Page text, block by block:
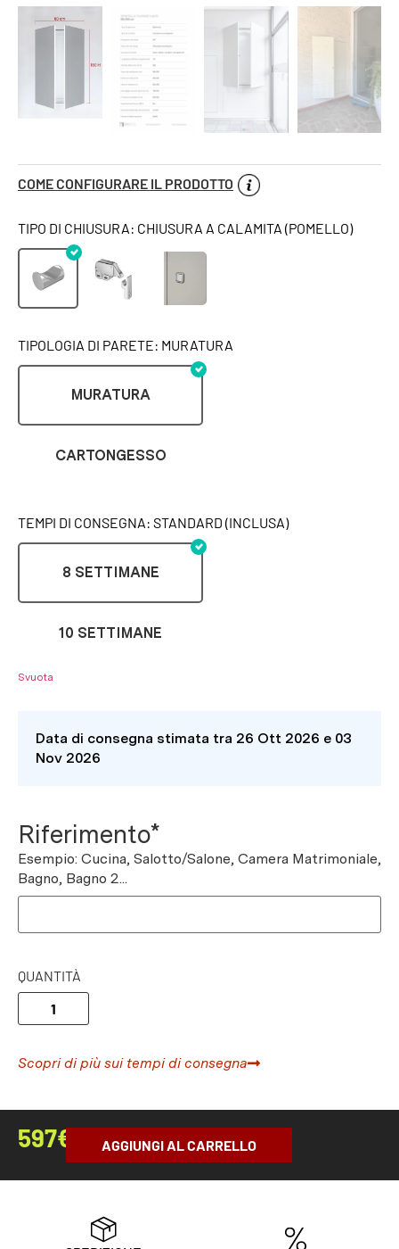
COME CONFIGURARE IL PRODOTTO
TIPO DI CHIUSURA: CHIUSURA A CALAMITA (POMELLO)
TIPOLOGIA DI PARETE: MURATURA
MURATURA
CARTONGESSO
TEMPI DI CONSEGNA: STANDARD (INCLUSA)
8 SETTIMANE
10 SETTIMANE
Svuota
Data di consegna stimata tra 26 Ott 2026 e 03
Nov 2026
Riferimento*
Esempio: Cucina, Salotto/Salone, Camera Matrimoniale,
Bagno, Bagno 2...
QUANTITÀ
Scopri di più sui tempi di consegna
597€ AGGIUNGI AL CARRELLO